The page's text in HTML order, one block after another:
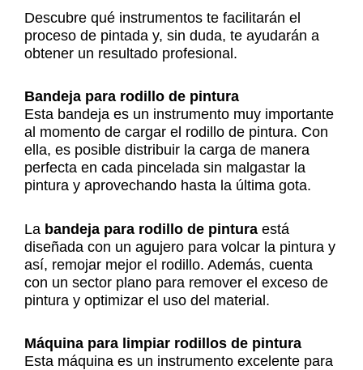
Descubre qué instrumentos te facilitarán el
proceso de pintada y, sin duda, te ayudarán a
obtener un resultado profesional.
Bandeja para rodillo de pintura
Esta bandeja es un instrumento muy importante
al momento de cargar el rodillo de pintura. Con
ella, es posible distribuir la carga de manera
perfecta en cada pincelada sin malgastar la
pintura y aprovechando hasta la última gota.
La bandeja para rodillo de pintura está
diseñada con un agujero para volcar la pintura y
así, remojar mejor el rodillo. Además, cuenta
con un sector plano para remover el exceso de
pintura y optimizar el uso del material.
Máquina para limpiar rodillos de pintura
Esta máquina es un instrumento excelente para